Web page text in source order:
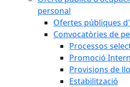
personal
Ofertes públiques
Convocatòries de
Processos
Promoció
Provisions de
Estabilització